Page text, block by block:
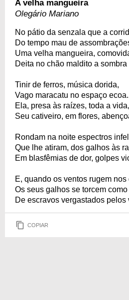
A velha mangueira
Olegário Mariano
No pátio da senzala que a
Do tempo mau de
Uma velha mangueira,
Deita no chão maldito a sombra
Tinir de ferros, música dorida,
Vago maracatu no espaço
Ela, presa às raízes, toda a vida,
Seu cativeiro, em flores,
Rondam na noite espectros
Que lhe atiram, dos galhos às
Em blasfêmias de dor, golpes
E, quando os ventos rugem nos
Os seus galhos se torcem
De escravos vergastados pelos
COPIAR